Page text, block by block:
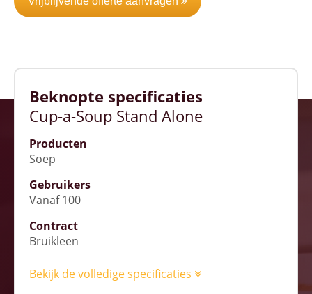
Beknopte specificaties
Cup-a-Soup Stand Alone
Producten
Soep
Gebruikers
Vanaf 100
Contract
Bruikleen
Bekijk de volledige specificaties